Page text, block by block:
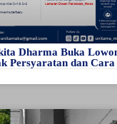
Dharma Buka
Persyaratan dan